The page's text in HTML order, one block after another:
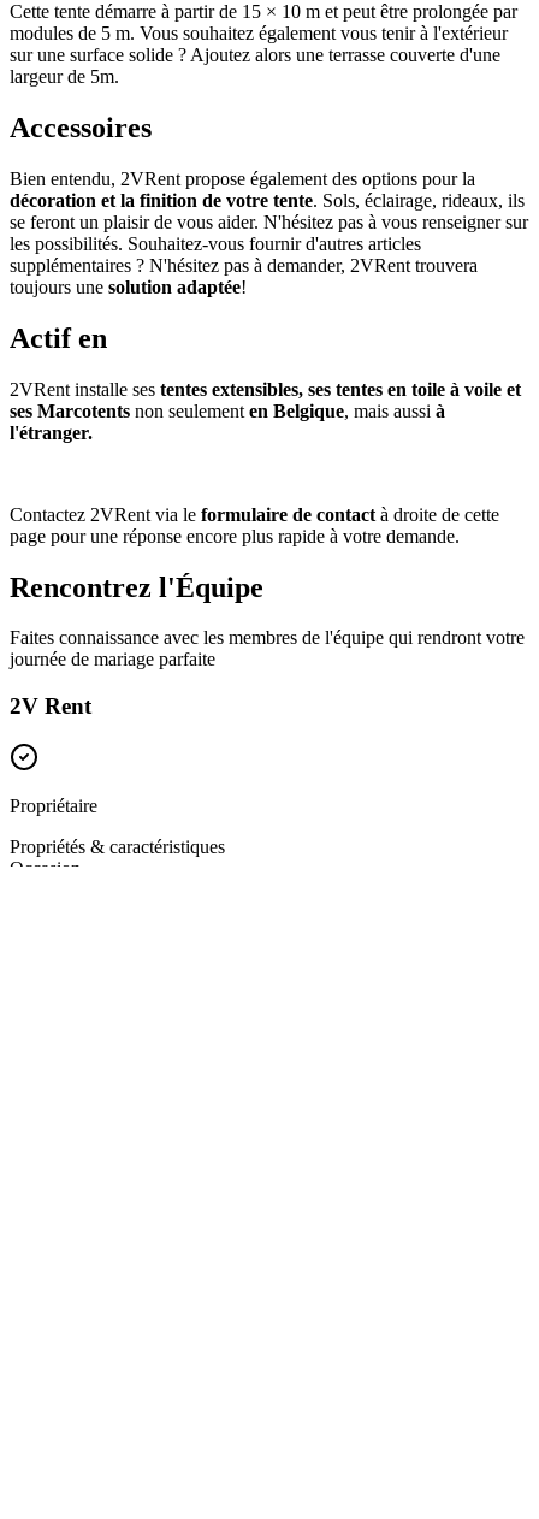
Cette tente démarre à partir de 15 × 10 m et peut être prolongée par
modules de 5 m. Vous souhaitez également vous tenir à l'extérieur
sur une surface solide ? Ajoutez alors une terrasse couverte d'une
largeur de 5m.
Accessoires
Bien entendu, 2VRent propose également des options pour la
décoration et la finition de votre tente. Sols, éclairage, rideaux, ils
se feront un plaisir de vous aider. N'hésitez pas à vous renseigner sur
les possibilités. Souhaitez-vous fournir d'autres articles
supplémentaires ? N'hésitez pas à demander, 2VRent trouvera
toujours une solution adaptée!
Actif en
2VRent installe ses tentes extensibles, ses tentes en toile à voile et
ses Marcotents non seulement en Belgique, mais aussi à
l'étranger.
Contactez 2VRent via le formulaire de contact à droite de cette
page pour une réponse encore plus rapide à votre demande.
Rencontrez l'Équipe
Faites connaissance avec les membres de l'équipe qui rendront votre
journée de mariage parfaite
2V Rent
Propriétaire
Propriétés & caractéristiques
Occasion